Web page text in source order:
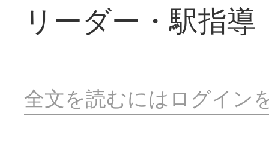
リーダー・駅指導
全文を読むにはログイン